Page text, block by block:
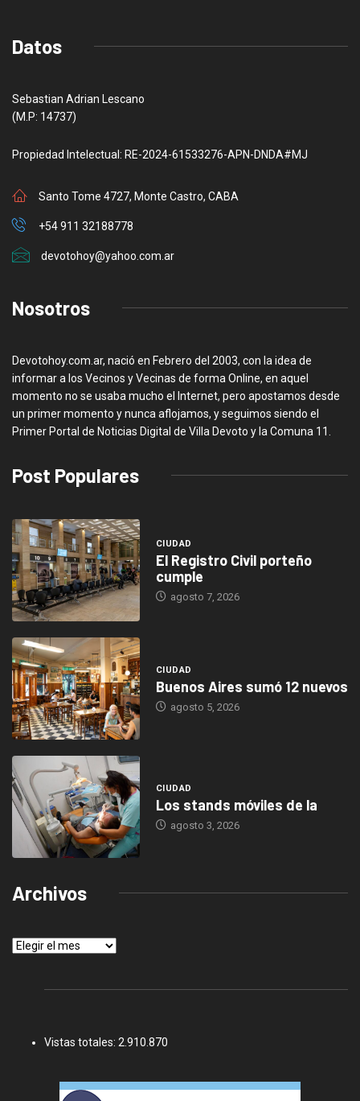
Datos
Sebastian Adrian Lescano
(M.P: 14737)
Propiedad Intelectual: RE-2024-61533276-APN-DNDA#MJ
Santo Tome 4727, Monte Castro, CABA
+54 911 32188778
devotohoy@yahoo.com.ar
Nosotros
Devotohoy.com.ar, nació en Febrero del 2003, con la idea de
informar a los Vecinos y Vecinas de forma Online, en aquel
momento no se usaba mucho el Internet, pero apostamos desde
un primer momento y nunca aflojamos, y seguimos siendo el
Primer Portal de Noticias Digital de Villa Devoto y la Comuna 11.
Post Populares
CIUDAD
El Registro Civil porteño
cumple
agosto 7, 2026
CIUDAD
Buenos Aires sumó 12 nuevos
agosto 5, 2026
CIUDAD
Los stands móviles de la
agosto 3, 2026
Archivos
Archivos
Vistas totales: 2.910.870